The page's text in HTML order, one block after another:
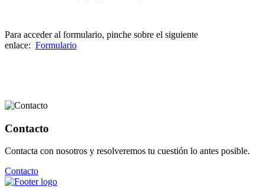
Para acceder al formulario, pinche sobre el siguiente
enlace: Formulario
Contacto
Contacta con nosotros y resolveremos tu cuestión lo antes posible.
Contacto